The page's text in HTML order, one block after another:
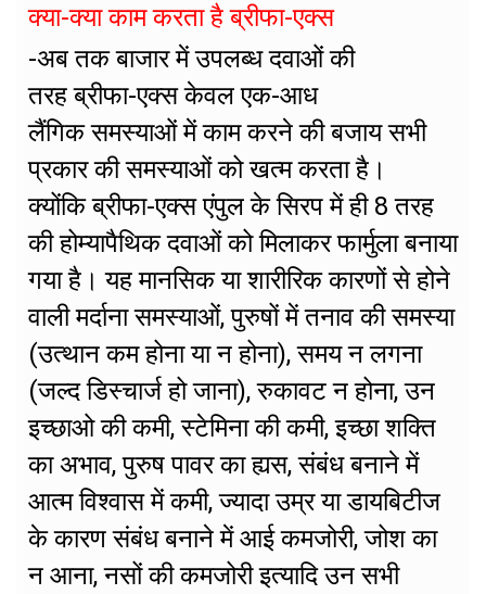
क्या-क्या काम करता है ब्रीफा-एक्स
-अब तक बाजार में उपलब्ध दवाओं की
तरह ब्रीफा-एक्स केवल एक-आध
लैंगिक समस्याओं में काम करने की बजाय सभी
प्रकार की समस्याओं को खत्म करता है।
क्योंकि ब्रीफा-एक्स एंपुल के सिरप में ही 8 तरह
की होम्यापैथिक दवाओं को मिलाकर फार्मुला बनाया
गया है। यह मानसिक या शारीरिक कारणों से होने
वाली मर्दाना समस्याओं, पुरुषों में तनाव की समस्या
(उत्थान कम होना या न होना), समय न लगना
(जल्द डिस्चार्ज हो जाना), रुकावट न होना, उन
इच्छाओ की कमी, स्टेमिना की कमी, इच्छा शक्ति
का अभाव, पुरुष पावर का ह्यस, संबंध बनाने में
आत्म विश्वास में कमी, ज्यादा उम्र या डायबिटीज
के कारण संबंध बनाने में आई कमजोरी, जोश का
न आना, नसों की कमजोरी इत्यादि उन सभी